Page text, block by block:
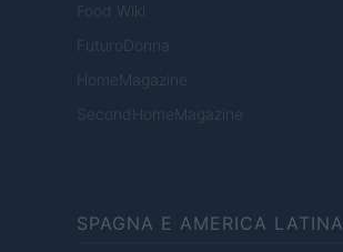
Food Wiki
FuturoDonna
HomeMagazine
SecondHomeMagazine
SPAGNA E AMERICA LATINA